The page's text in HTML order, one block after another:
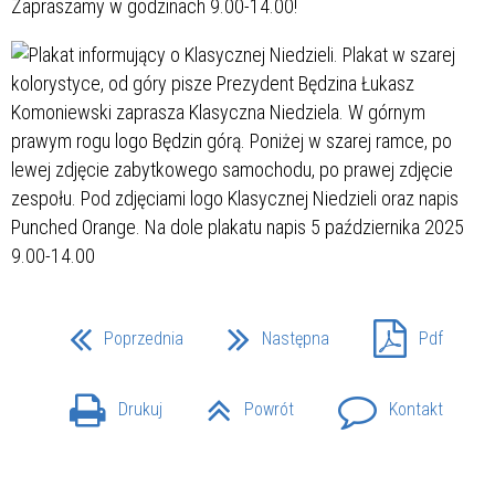
Zapraszamy w godzinach 9.00-14.00!
Poprzednia Następna Pdf
Drukuj Powrót Kontakt